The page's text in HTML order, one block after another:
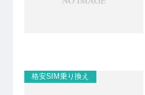
格安SIM乗り換え